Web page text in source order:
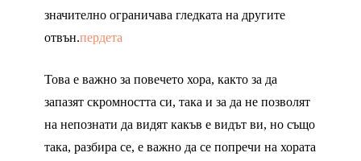
значително ограничава гледката на другите
отвън.пердета
Това е важно за повечето хора, както за да
запазят скромността си, така и за да не позволят
на непознати да видят какъв е видът ви, но също
така, разбира се, е важно да се попречи на хората